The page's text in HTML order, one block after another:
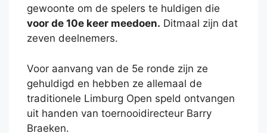
gewoonte om de spelers te huldigen die
voor de 10e keer meedoen. Ditmaal zijn dat
zeven deelnemers.
Voor aanvang van de 5e ronde zijn ze
gehuldigd en hebben ze allemaal de
traditionele Limburg Open speld ontvangen
uit handen van toernooidirecteur Barry
Braeken.